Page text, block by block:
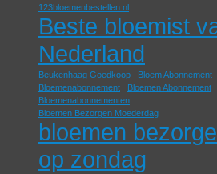
123bloemenbestellen.nl
Beste bloemist
Nederland
Beukenhaag Goedkoop
Bloem Abonnement
Bloemenabonnement
Bloemen Abonnement
Bloemenabonnementen
Bloemen Bezorgen Moederdag
bloemen
op zondag